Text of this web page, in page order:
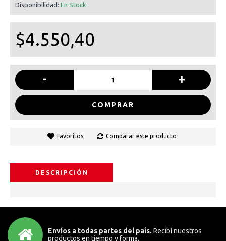
Disponibilidad: En Stock
$4.550,40
- +
COMPRAR
Favoritos Comparar este producto
DESCRIPCIÓN
Envíos a todas partes del país. Recibí nuestros
productos en tiempo y forma.